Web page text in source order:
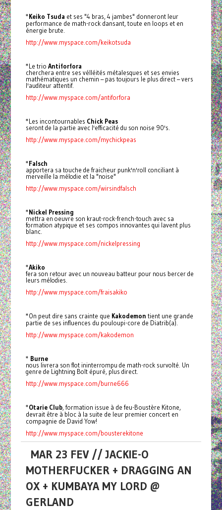
*Keiko Tsuda et ses "4 bras, 4 jambes" donneront leur
performance de math-rock dansant, toute en loops et en
énergie brute.
http://www.myspace.com/keikotsuda
*Le trio Antiforfora
cherchera entre ses vélléités métalesques et ses envies
mathématiques un chemin – pas toujours le plus direct – vers
l'auditeur attentif.
http://www.myspace.com/antiforfora
*Les incontournables Chick Peas
seront de la partie avec l'efficacité du son noise 90's.
http://www.myspace.com/mychickpeas
*Falsch
apportera sa touche de fraicheur punk'n'roll conciliant à
merveille la mélodie et la "noise"
http://www.myspace.com/wirsindfalsch
*Nickel Pressing
mettra en oeuvre son kraut-rock-french-touch avec sa
formation atypique et ses compos innovantes qui lavent plus
blanc.
http://www.myspace.com/nickelpressing
*Akiko
fera son retour avec un nouveau batteur pour nous bercer de
leurs mélodies.
http://www.myspace.com/fraisakiko
*On peut dire sans crainte que Kakodemon tient une grande
partie de ses influences du pouloupi-core de Diatrib(a).
http://www.myspace.com/kakodemon
* Burne
nous livrera son flot ininterrompu de math-rock survolté. Un
genre de Lightning Bolt épuré, plus direct.
http://www.myspace.com/burne666
*Otarie Club, formation issue à de feu-Boustère Kitone,
devrait être à bloc à la suite de leur premier concert en
compagnie de David Yow!
http://www.myspace.com/bousterekitone
MAR 23 FEV // JACKIE-O
MOTHERFUCKER + DRAGGING AN
OX + KUMBAYA MY LORD @
GERLAND